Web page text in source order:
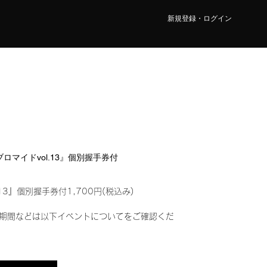
新規登録・ログイン
マイドvol.13』個別握手券付
』個別握手券付1,700円(税込み)
間などは以下イベントについてをご確認くだ